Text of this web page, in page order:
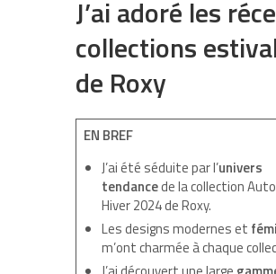
J’ai adoré les
collections
de Roxy
EN BREF
J’ai été séduite par l’univers
tendancede la collection
Hiver 2024 de Roxy.
Les designs modernes et
m’ont charmée à chaque